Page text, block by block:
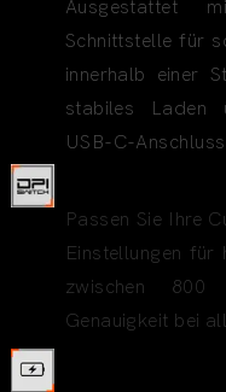
Ausgestattet
Schnittstelle für
innerhalb einer
stabiles Laden
USB-C-
Passen Sie Ihre
Einstellungen für
zwischen
Genauigkeit bei